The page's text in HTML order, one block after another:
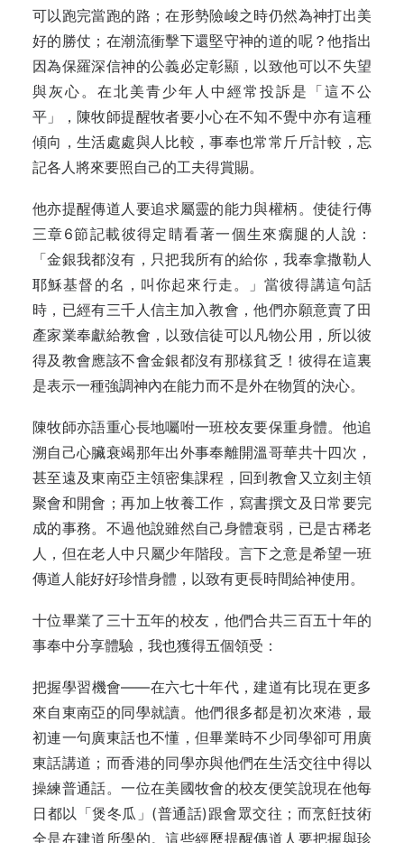
可以跑完當跑的路；在形勢險峻之時仍然為神打出美
好的勝仗；在潮流衝擊下還堅守神的道的呢？他指出
因為保羅深信神的公義必定彰顯，以致他可以不失望
與灰心。在北美青少年人中經常投訴是「這不公
平」，陳牧師提醒牧者要小心在不知不覺中亦有這種
傾向，生活處處與人比較，事奉也常常斤斤計較，忘
記各人將來要照自己的工夫得賞賜。
他亦提醒傳道人要追求屬靈的能力與權柄。使徒行傳
三章6節記載彼得定睛看著一個生來瘸腿的人說：
「金銀我都沒有，只把我所有的給你，我奉拿撒勒人
耶穌基督的名，叫你起來行走。」當彼得講這句話
時，已經有三千人信主加入教會，他們亦願意賣了田
產家業奉獻給教會，以致信徒可以凡物公用，所以彼
得及教會應該不會金銀都沒有那樣貧乏！彼得在這裏
是表示一種強調神內在能力而不是外在物質的決心。
陳牧師亦語重心長地囑咐一班校友要保重身體。他追
溯自己心臟衰竭那年出外事奉離開溫哥華共十四次，
甚至遠及東南亞主領密集課程，回到教會又立刻主領
聚會和開會；再加上牧養工作，寫書撰文及日常要完
成的事務。不過他說雖然自己身體衰弱，已是古稀老
人，但在老人中只屬少年階段。言下之意是希望一班
傳道人能好好珍惜身體，以致有更長時間給神使用。
十位畢業了三十五年的校友，他們合共三百五十年的
事奉中分享體驗，我也獲得五個領受：
把握學習機會——在六七十年代，建道有比現在更多
來自東南亞的同學就讀。他們很多都是初次來港，最
初連一句廣東話也不懂，但畢業時不少同學卻可用廣
東話講道；而香港的同學亦與他們在生活交往中得以
操練普通話。一位在美國牧會的校友便笑說現在他每
日都以「煲冬瓜」(普通話)跟會眾交往；而烹飪技術
全是在建道所學的。這些經歷提醒傳道人要把握與珍